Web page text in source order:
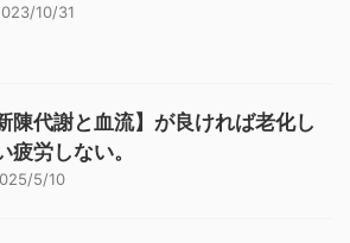
10/31
陳代謝と血流】が良ければ老化し
疲労しない。
5/10